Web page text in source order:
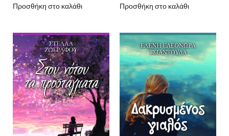
Προσθήκη στο καλάθι Προσθήκη στο καλάθι